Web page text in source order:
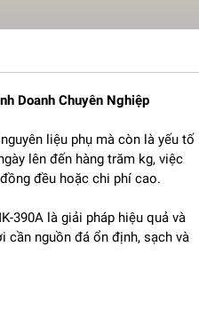
Doanh Chuyên Nghiệp
liệu phụ mà còn là yếu tố
lên đến hàng trăm kg, việc
đều hoặc chi phí cao.
390A là giải pháp hiệu quả và
cần nguồn đá ổn định, sạch và